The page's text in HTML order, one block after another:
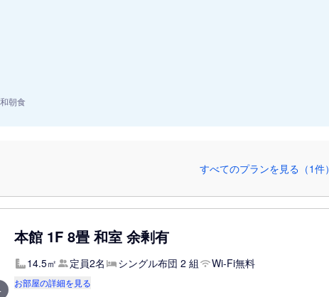
和朝食
すべてのプランを見る（1件）
本館 1F 8畳 和室 余剰有
14.5㎡ 定員2名 シングル布団 2 組 Wi-Fi無料
お部屋の詳細を見る